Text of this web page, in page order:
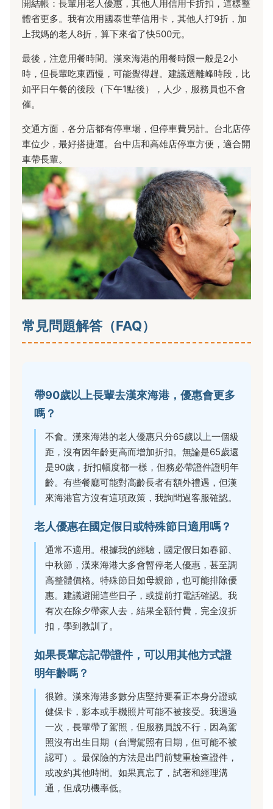
開結帳：長輩用老人優惠，其他人用信用卡折扣，這樣整
體省更多。我有次用國泰世華信用卡，其他人打9折，加
上我媽的老人8折，算下來省了快500元。
最後，注意用餐時間。漢來海港的用餐時限一般是2小
時，但長輩吃東西慢，可能覺得趕。建議選離峰時段，比
如平日午餐的後段（下午1點後），人少，服務員也不會
催。
交通方面，各分店都有停車場，但停車費另計。台北店停
車位少，最好搭捷運。台中店和高雄店停車方便，適合開
車帶長輩。
常見問題解答（FAQ）
帶90歲以上長輩去漢來海港，優惠會更多
嗎？
不會。漢來海港的老人優惠只分65歲以上一個級
距，沒有因年齡更高而增加折扣。無論是65歲還
是90歲，折扣幅度都一樣，但務必帶證件證明年
齡。有些餐廳可能對高齡長者有額外禮遇，但漢
來海港官方沒有這項政策，我詢問過客服確認。
老人優惠在國定假日或特殊節日適用嗎？
通常不適用。根據我的經驗，國定假日如春節、
中秋節，漢來海港大多會暫停老人優惠，甚至調
高整體價格。特殊節日如母親節，也可能排除優
惠。建議避開這些日子，或提前打電話確認。我
有次在除夕帶家人去，結果全額付費，完全沒折
扣，學到教訓了。
如果長輩忘記帶證件，可以用其他方式證
明年齡嗎？
很難。漢來海港多數分店堅持要看正本身分證或
健保卡，影本或手機照片可能不被接受。我遇過
一次，長輩帶了駕照，但服務員說不行，因為駕
照沒有出生日期（台灣駕照有日期，但可能不被
認可）。最保險的方法是出門前雙重檢查證件，
或改約其他時間。如果真忘了，試著和經理溝
通，但成功機率低。